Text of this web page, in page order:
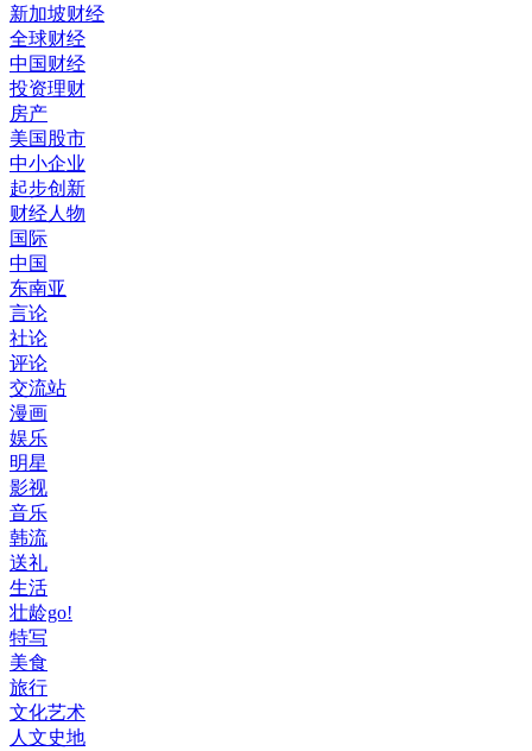
新加坡财经
全球财经
中国财经
投资理财
房产
美国股市
中小企业
起步创新
财经人物
国际
中国
东南亚
言论
社论
评论
交流站
漫画
娱乐
明星
影视
音乐
韩流
送礼
生活
壮龄go!
特写
美食
旅行
文化艺术
人文史地